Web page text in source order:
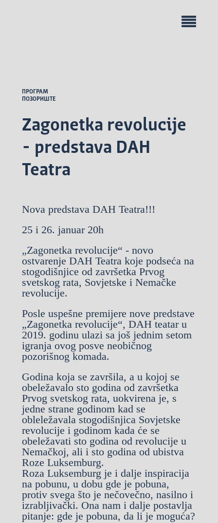
ПРОГРАМ
ПОЗОРИШТЕ
Zagonetka revolucije
- predstava DAH
Teatra
Nova predstava DAH Teatra!!!
25 i 26. januar 20h
„Zagonetka revolucije“ - novo
ostvarenje DAH Teatra koje podseća na
stogodišnjice od završetka Prvog
svetskog rata, Sovjetske i Nemačke
revolucije.
Posle uspešne premijere nove predstave
„Zagonetka revolucije“, DAH teatar u
2019. godinu ulazi sa još jednim setom
igranja ovog posve neobičnog
pozorišnog komada.
Godina koja se završila, a u kojoj se
obeležavalo sto godina od završetka
Prvog svetskog rata, uokvirena je, s
jedne strane godinom kad se
obleležavala stogodišnjica Sovjetske
revolucije i godinom kada će se
obeležavati sto godina od revolucije u
Nemačkoj, ali i sto godina od ubistva
Roze Luksemburg.
Roza Luksemburg je i dalje inspiracija
na pobunu, u dobu gde je pobuna,
protiv svega što je nečovečno, nasilno i
izrabljivački. Ona nam i dalje postavlja
pitanje: gde je pobuna, da li je moguća?